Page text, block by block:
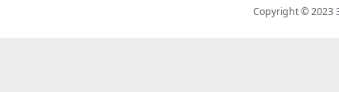
Copyright © 2023